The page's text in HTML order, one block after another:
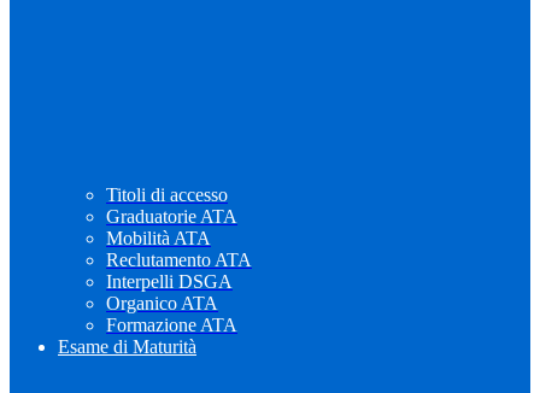
Titoli di accesso
Graduatorie ATA
Mobilità ATA
Reclutamento ATA
Interpelli DSGA
Organico ATA
Formazione ATA
Esame di Maturità